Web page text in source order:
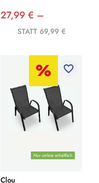
27,99 € –
STATT 69,99 €
Nur online erhältlich
favorite_border
Clou